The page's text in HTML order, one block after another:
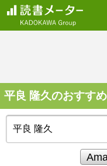
平良 隆久のおすす